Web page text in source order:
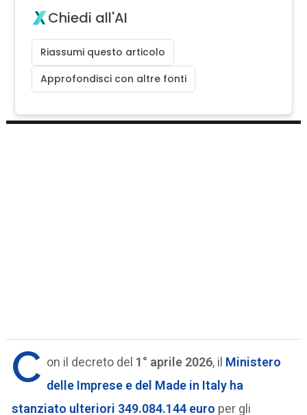
Chiedi all'AI
Riassumi questo articolo
Approfondisci con altre fonti
C on il decreto del 1° aprile 2026, il Ministero
delle Imprese e del Made in Italy ha
stanziato ulteriori 349.084.144 euro per gli